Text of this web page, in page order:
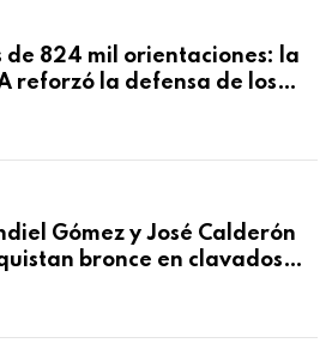
de 824 mil orientaciones: la
reforzó la defensa de los
Gómez y José Calderón
bronce en clavados